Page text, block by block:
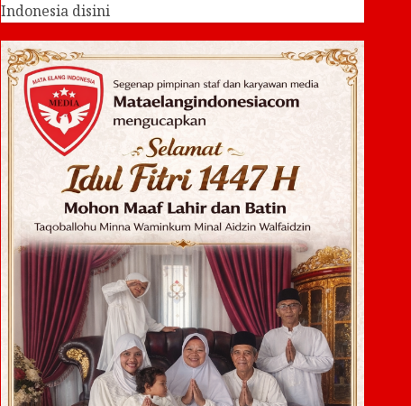
Indonesia disini